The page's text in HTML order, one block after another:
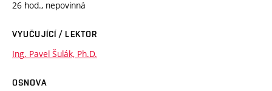
26 hod., nepovinná
VYUČUJÍCÍ / LEKTOR
Ing. Pavel Šulák, Ph.D.
OSNOVA